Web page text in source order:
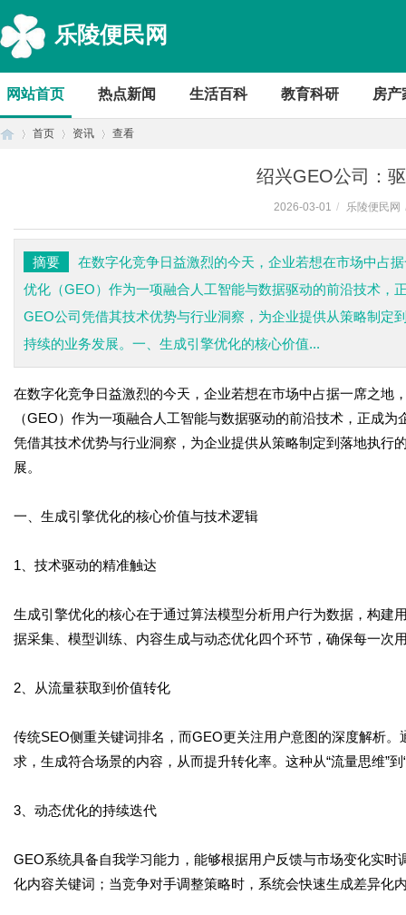
乐陵便民网
网站首页 热点新闻 生活百科 教育科研 房产
首页 资讯 查看
绍兴GEO公司：
2026-03-01 / 乐陵便民网
摘要
在数字化竞争日益激烈的今天，企业若想在市场中占
优化（GEO）作为一项融合人工智能与数据驱动的前沿技术，
GEO公司凭借其技术优势与行业洞察，为企业提供从策略制定
持续的业务发展。一、生成引擎优化的核心价值...
在数字化竞争日益激烈的今天，企业若想在市场中占据一席之地
（GEO）作为一项融合人工智能与数据驱动的前沿技术，正成
凭借其技术优势与行业洞察，为企业提供从策略制定到落地执行
展。
一、生成引擎优化的核心价值与技术逻辑
1、技术驱动的精准触达
生成引擎优化的核心在于通过算法模型分析用户行为数据，构建
据采集、模型训练、内容生成与动态优化四个环节，确保每一次
2、从流量获取到价值转化
传统SEO侧重关键词排名，而GEO更关注用户意图的深度解析
求，生成符合场景的内容，从而提升转化率。这种从“流量思维”
3、动态优化的持续迭代
GEO系统具备自我学习能力，能够根据用户反馈与市场变化实
化内容关键词；当竞争对手调整策略时，系统会快速生成差异化